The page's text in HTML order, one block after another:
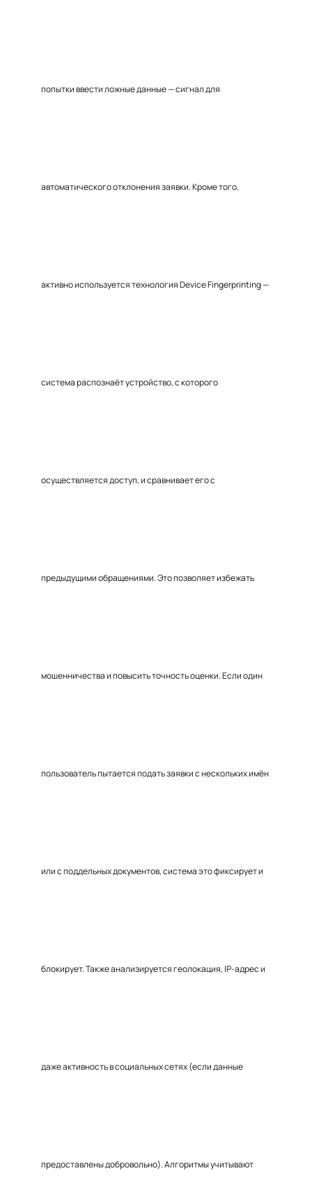
попытки ввести ложные данные — сигнал для
автоматического отклонения заявки. Кроме того,
активно используется технология Device Fingerprinting —
система распознаёт устройство, с которого
осуществляется доступ, и сравнивает его с
предыдущими обращениями. Это позволяет избежать
мошенничества и повысить точность оценки. Если один
пользователь пытается подать заявки с нескольких имён
или с поддельных документов, система это фиксирует и
блокирует. Также анализируется геолокация, IP-адрес и
даже активность в социальных сетях (если данные
предоставлены добровольно). Алгоритмы учитывают